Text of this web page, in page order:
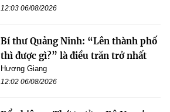
12:03 06/08/2026
Bí thư Quảng Ninh: “Lên thành phố
thì được gì?” là điều trăn trở nhất
Hương Giang
12:02 06/08/2026